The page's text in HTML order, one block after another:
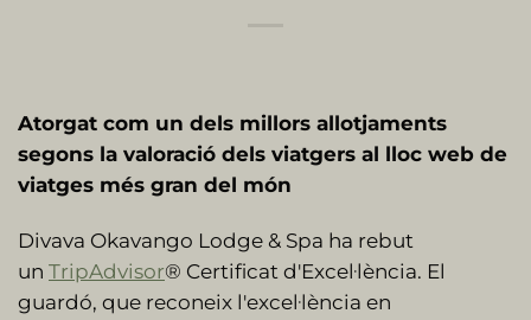
Atorgat com un dels millors allotjaments
segons la valoració dels viatgers al lloc web de
viatges més gran del món
Divava Okavango Lodge & Spa ha rebut
un TripAdvisor® Certificat d'Excel·lència. El
guardó, que reconeix l'excel·lència en